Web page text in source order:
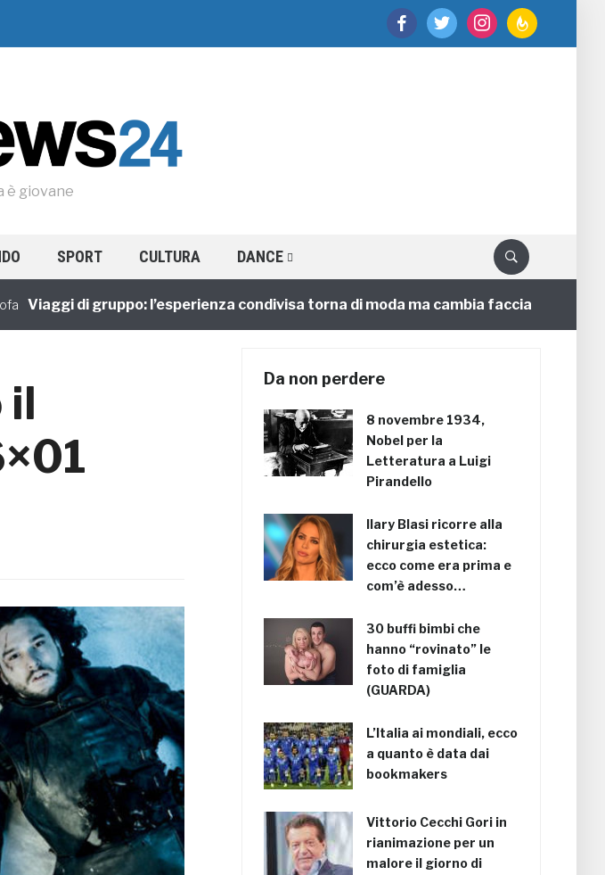
facebooktwitter instagramfeedburner
è giovane
SPORT CULTURA DANCE
di gruppo: l’esperienza condivisa torna di moda ma cambia faccia
il
Da non perdere
8 novembre 1934,
Nobel per la
Letteratura a Luigi
Pirandello
Ilary Blasi ricorre alla
chirurgia estetica:
ecco come era prima e
com’è adesso…
30 buffi bimbi che
hanno “rovinato” le
foto di famiglia
(GUARDA)
L’Italia ai mondiali, ecco
a quanto è data dai
bookmakers
Vittorio Cecchi Gori in
rianimazione per un
malore il giorno di